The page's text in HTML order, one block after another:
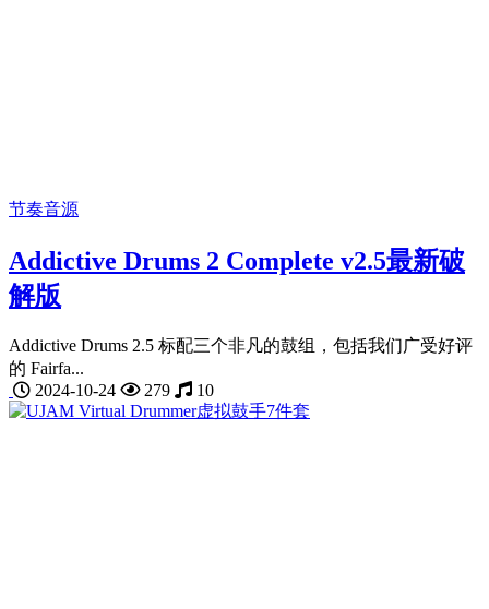
节奏音源
Addictive Drums 2 Complete v2.5最新破
解版
Addictive Drums 2.5 标配三个非凡的鼓组，包括我们广受好评
的 Fairfa...
2024-10-24
279 10